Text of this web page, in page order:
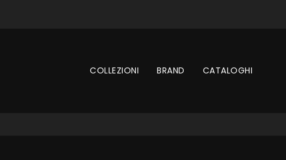
COLLEZIONI BRAND CATALOGHI